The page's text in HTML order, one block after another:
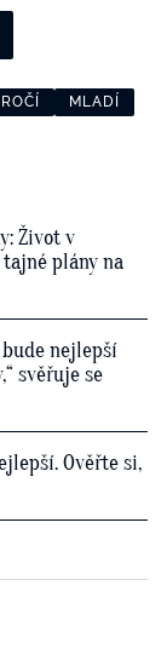
MLADÍ
Život v
plány na
nejlepší
svěřuje se
Ověřte si,